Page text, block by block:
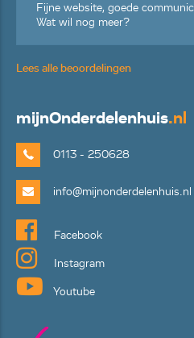
Fijne website, goede
Wat wil nog meer?
Lees alle beoordelingen
mijnOnderdelenhuis.nl
0113 - 250628
info@mijnonderdelenhuis.nl
Facebook
Instagram
Youtube